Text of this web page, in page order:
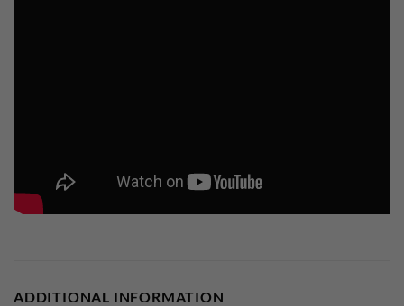
ADDITIONAL INFORMATION